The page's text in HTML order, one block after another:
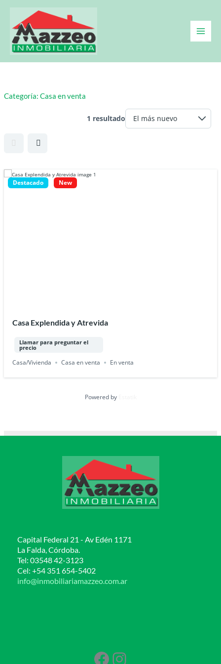
contenido
Categoría: Casa en venta
1 resultado
Destacado New
Casa Explendida y Atrevida
Llamar para preguntar el
precio
Casa/Vivienda Casa en venta En venta
Powered by
Capital Federal 21 - Av Edén 1171
La Falda, Córdoba.
Tel: 03548 42-3123
Cel: +54 351 654-5402
info@inmobiliariamazzeo.com.ar